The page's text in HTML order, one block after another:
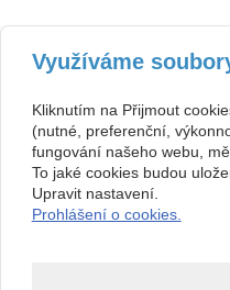
Využíváme
Kliknutím na Přijmout
(nutné, preferenční,
fungování našeho webu,
To jaké cookies budou
Upravit nastavení.
Prohlášení o cookies.